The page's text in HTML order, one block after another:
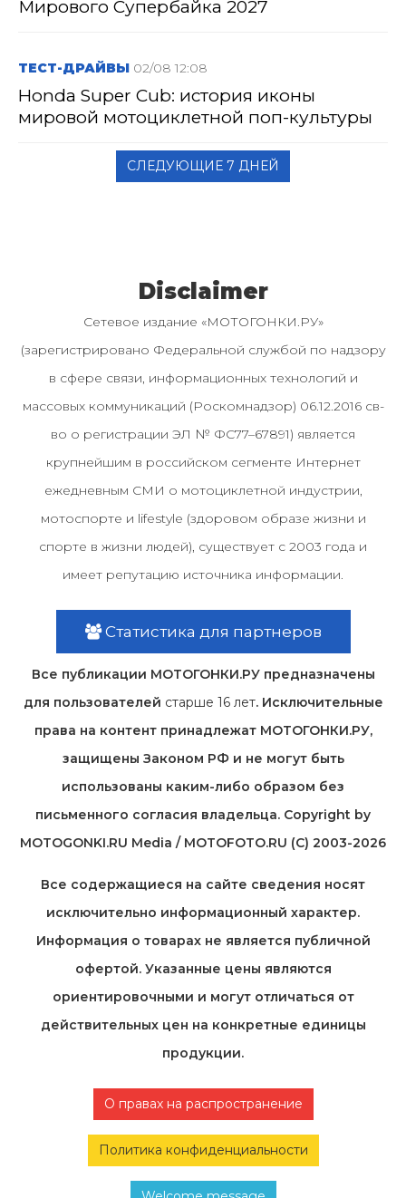
Мирового Супербайка 2027
ТЕСТ-ДРАЙВЫ 02/08 12:08
Honda Super Cub: история иконы
мировой мотоциклетной поп-культуры
СЛЕДУЮЩИЕ 7 ДНЕЙ
Disclaimer
Сетевое издание «МОТОГОНКИ.РУ»
(зарегистрировано Федеральной службой по надзору
в сфере связи, информационных технологий и
массовых коммуникаций (Роскомнадзор) 06.12.2016 св-
во о регистрации ЭЛ № ФС77–67891) является
крупнейшим в российском сегменте Интернет
ежедневным СМИ о мотоциклетной индустрии,
мотоспорте и lifestyle (здоровом образе жизни и
спорте в жизни людей), существует с 2003 года и
имеет репутацию источника информации.
Статистика для партнеров
Все публикации МОТОГОНКИ.РУ предназначены
для пользователей старше 16 лет. Исключительные
права на контент принадлежат МОТОГОНКИ.РУ,
защищены Законом РФ и не могут быть
использованы каким-либо образом без
письменного согласия владельца. Copyright by
MOTOGONKI.RU Media / MOTOFOTO.RU (C) 2003-2026
Все содержащиеся на cайте сведения носят
исключительно информационный характер.
Информация о товарах не является публичной
офертой. Указанные цены являются
ориентировочными и могут отличаться от
действительных цен на конкретные единицы
продукции.
О правах на распространение
Политика конфиденциальности